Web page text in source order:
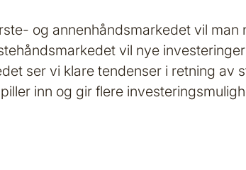
og annenhåndsmarkedet vil
vil nye
ser vi klare tendenser i retning
inn og gir flere